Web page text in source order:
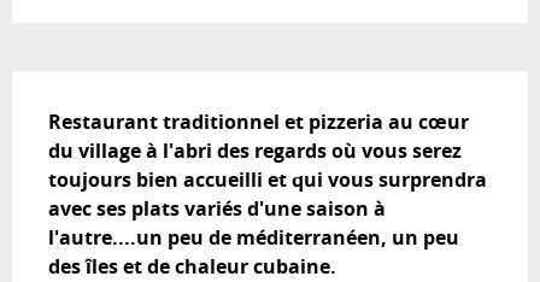
Restaurant traditionnel et pizzeria au cœur
du village à l'abri des regards où vous serez
toujours bien accueilli et qui vous surprendra
avec ses plats variés d'une saison à
l'autre....un peu de méditerranéen, un peu
des îles et de chaleur cubaine.